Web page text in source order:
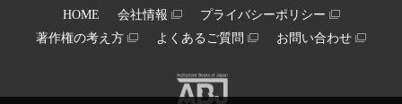
HOME 会社情報
プライバシーポリシー
著作権の考え方
よくあるご質問 お問い合わせ